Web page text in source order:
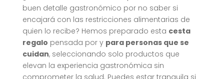
buen detalle gastronómico por no saber si
encajará con las restricciones alimentarias de
quien lo recibe? Hemos preparado esta cesta
regalo pensada por y para personas que se
cuidan, seleccionando solo productos que
elevan la experiencia gastronómica sin